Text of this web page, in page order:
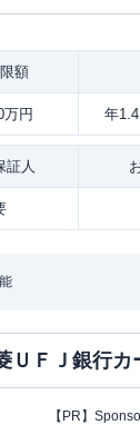
額
万円 年
証人
ＵＦＪ銀行カ
【PR】